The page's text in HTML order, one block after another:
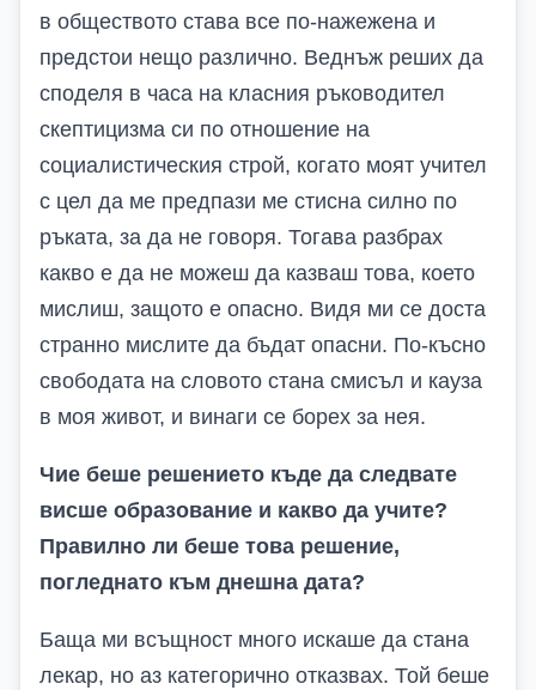
в обществото става все по-нажежена и
предстои нещо различно. Веднъж реших да
споделя в часа на класния ръководител
скептицизма си по отношение на
социалистическия строй, когато моят учител
с цел да ме предпази ме стисна силно по
ръката, за да не говоря. Тогава разбрах
какво е да не можеш да казваш това, което
мислиш, защото е опасно. Видя ми се доста
странно мислите да бъдат опасни. По-късно
свободата на словото стана смисъл и кауза
в моя живот, и винаги се борех за нея.
Чие беше решението къде да следвате
висше образование и какво да учите?
Правилно ли беше това решение,
погледнато към днешна дата?
Баща ми всъщност много искаше да стана
лекар, но аз категорично отказвах. Той беше